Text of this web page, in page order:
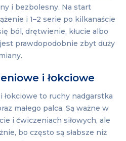
i bezbolesny. Na start
i 1–2 serie po kilkanaście
ból, drętwienie, kłucie albo
prawdopodobnie zbyt duży
i łokciowe
to ruchy nadgarstka
małego palca. Są ważne w
i ćwiczeniach siłowych, ale
bo często są słabsze niż